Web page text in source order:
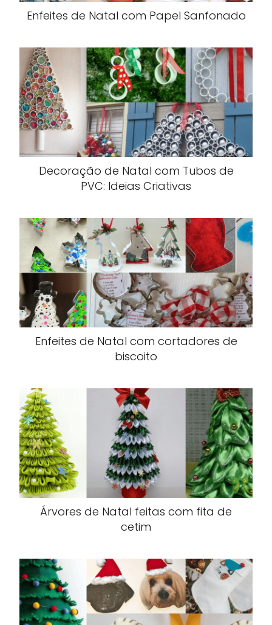
Enfeites de Natal com Papel Sanfonado
Decoração de Natal com Tubos de
PVC: Ideias Criativas
Enfeites de Natal com cortadores de
biscoito
Árvores de Natal feitas com fita de
cetim